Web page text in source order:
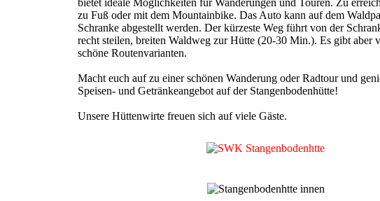
bietet ideale Möglichkeiten für Wanderungen und Touren. Zu
zu Fuß oder mit dem Mountainbike. Das Auto kann auf dem
Schranke abgestellt werden. Der kürzeste Weg führt von der
recht steilen, breiten Waldweg zur Hütte (20-30 Min.). Es gibt aber
schöne Routenvarianten.
Macht euch auf zu einer schönen Wanderung oder Radtour und
Speisen- und Getränkeangebot auf der Stangenbodenhütte!
Unsere Hüttenwirte freuen sich auf viele Gäste.